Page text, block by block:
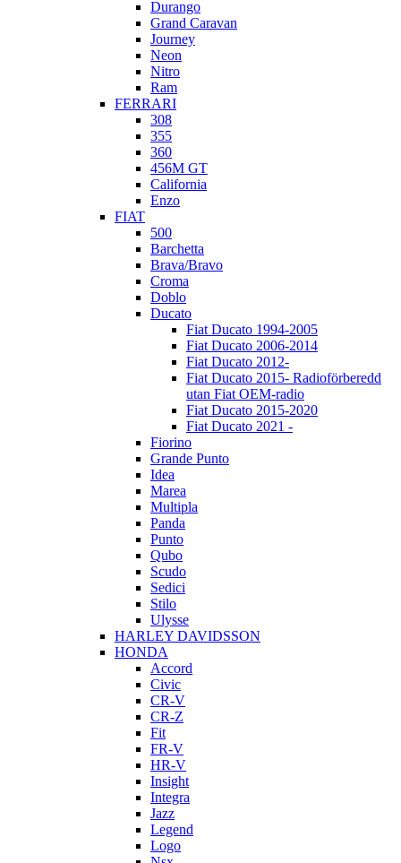
Durango
Grand Caravan
Journey
Neon
Nitro
Ram
FERRARI
308
355
360
456M GT
California
Enzo
FIAT
500
Barchetta
Brava/Bravo
Croma
Doblo
Ducato
Fiat Ducato 1994-2005
Fiat Ducato 2006-2014
Fiat Ducato 2012-
Fiat Ducato 2015- Radioförberedd
utan Fiat OEM-radio
Fiat Ducato 2015-2020
Fiat Ducato 2021 -
Fiorino
Grande Punto
Idea
Marea
Multipla
Panda
Punto
Qubo
Scudo
Sedici
Stilo
Ulysse
HARLEY DAVIDSSON
HONDA
Accord
Civic
CR-V
CR-Z
Fit
FR-V
HR-V
Insight
Integra
Jazz
Legend
Logo